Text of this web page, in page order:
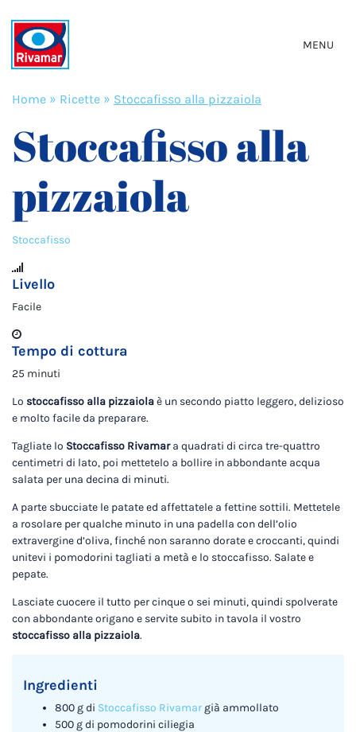
MENU
Home » Ricette » Stoccafisso alla pizzaiola
Stoccafisso alla
pizzaiola
Stoccafisso
Livello
Facile
Tempo di cottura
25 minuti
Lo stoccafisso alla pizzaiolaè un secondo piatto leggero, delizioso
e molto facile da preparare.
Tagliate lo Stoccafisso Rivamara quadrati di circa tre-quattro
centimetri di lato, poi mettetelo a bollire in abbondante acqua
salata per una decina di minuti.
A parte sbucciate le patate ed affettatele a fettine sottili. Mettetele
a rosolare per qualche minuto in una padella con dell’olio
extravergine d’oliva, finché non saranno dorate e croccanti, quindi
unitevi i pomodorini tagliati a metà e lo stoccafisso. Salate e
pepate.
Lasciate cuocere il tutto per cinque o sei minuti, quindi spolverate
con abbondante origano e servite subito in tavola il vostro
stoccafisso alla pizzaiola.
Ingredienti
800 g di Stoccafisso Rivamar già ammollato
500 g di pomodorini ciliegia